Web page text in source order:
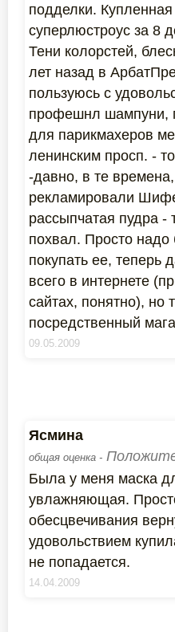
подделки.
суперлюстроус за 8
Тени колорстей,
лет назад в
пользуюсь с
профешнл шампуни,
для парикмахеров
ленинским просп. -
-давно, в те времена,
рекламировали
рассыпчатая пудра
похвал. Просто надо
покупать ее, теперь
всего в интернете
сайтах, понятно), но
посредственный
09.05.2009
Ясмина
общая оценка -
Была у меня маска
увлажняющая.
обесцвечивания
удовольствием
не попадается.
14.04.2009